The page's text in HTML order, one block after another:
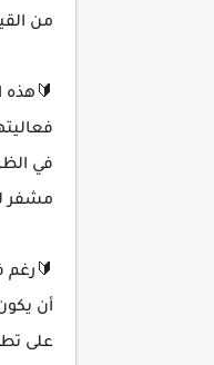
من
🔰هذه
في
مشفر
🔰رغم
أن
على